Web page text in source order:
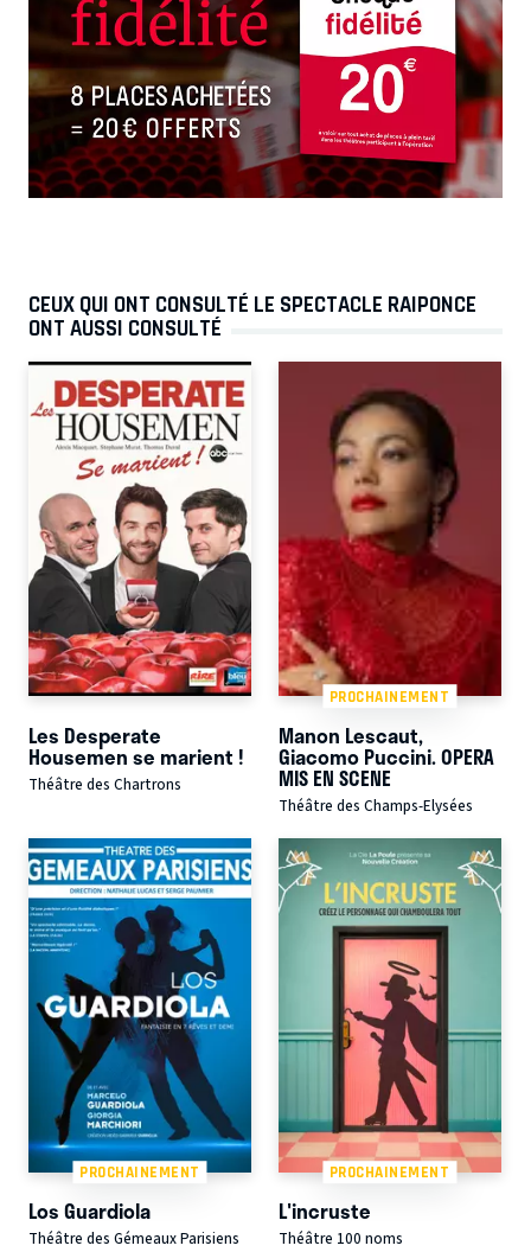
CEUX QUI ONT CONSULTÉ LE SPECTACLE RAIPONCE
ONT AUSSI CONSULTÉ
Les Desperate
Housemen se marient !
Théâtre des Chartrons
PROCHAINEMENT
Manon Lescaut,
Giacomo Puccini. OPERA
MIS EN SCENE
Théâtre des Champs-Elysées
PROCHAINEMENT
Los Guardiola
Théâtre des Gémeaux Parisiens
PROCHAINEMENT
L'incruste
Théâtre 100 noms